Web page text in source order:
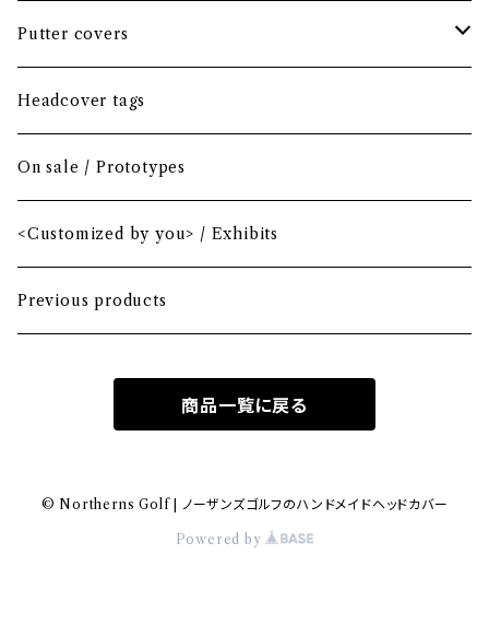
Headcover bundle
Driver
Mini Driver (Option)
Fairway wood
Hybrid
MA-1 heavy nylon
Hawaiian
Putter covers
Blade
Small mallet
Mid mallet
Large mallet
Headcover tags
On sale / Prototypes
<Customized by you> / Exhibits
Previous products
商品一覧に戻る
© Northerns Golf | ノーザンズゴルフのハンドメイドヘッドカバー
Powered by